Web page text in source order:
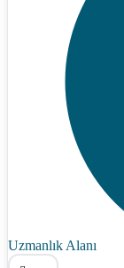
Uzmanlık Alanı